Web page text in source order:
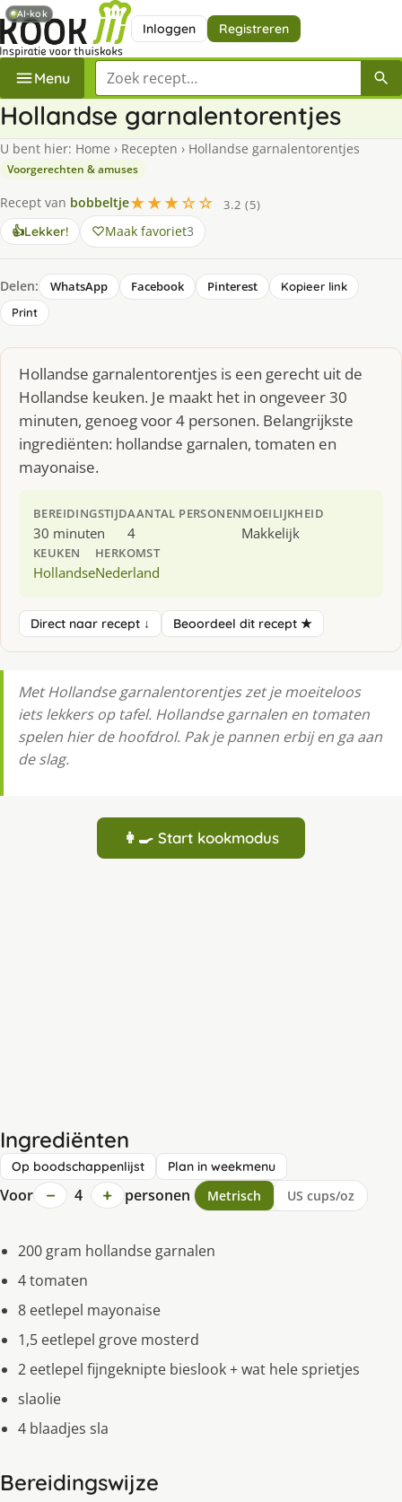
Inloggen Registreren
Menu Zoek een recept
Hollandse garnalentorentjes
U bent hier: Home › Recepten › Hollandse garnalentorentjes
Voorgerechten & amuses
Recept van bobbeltje★★★☆☆
3.2 (5)
👍Lekker! Maak favoriet3
Delen: WhatsApp Facebook Pinterest
Kopieer link
Print
Hollandse garnalentorentjes is een gerecht uit de
Hollandse keuken. Je maakt het in ongeveer 30
minuten, genoeg voor 4 personen. Belangrijkste
ingrediënten: hollandse garnalen, tomaten en
mayonaise.
BEREIDINGSTIJD
30 minuten
AANTAL PERSONEN
4
MOEILIJKHEID
Makkelijk
KEUKEN
Hollandse
HERKOMST
Nederland
Direct naar recept ↓ Beoordeel dit recept ★
Met Hollandse garnalentorentjes zet je moeiteloos
iets lekkers op tafel. Hollandse garnalen en tomaten
spelen hier de hoofdrol. Pak je pannen erbij en ga aan
de slag.
👩‍🍳 Start kookmodus
Ingrediënten
Op boodschappenlijst Plan in weekmenu
Voor − 4 + personen Metrisch US cups/oz
200 gram hollandse garnalen
4 tomaten
8 eetlepel mayonaise
1,5 eetlepel grove mosterd
2 eetlepel fijngeknipte bieslook + wat hele sprietjes
slaolie
4 blaadjes sla
Bereidingswijze
AI-kok